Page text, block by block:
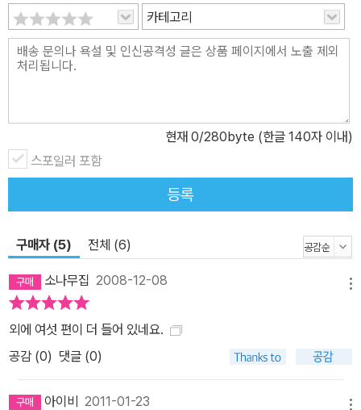
카테고리
현재 0/280byte (한글 140자 이내)
스포일러 포함
등록
구매자 (5) 전체 (6)
소나무집 2008-12-08
외에 여섯 편이 더 들어 있네요.
공감 (0) 댓글 (0)
아이비 2011-01-23